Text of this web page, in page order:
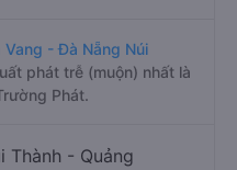
Vang - Đà Nẵng Núi
phát trễ (muộn) nhất là
Phát.
Thành - Quảng